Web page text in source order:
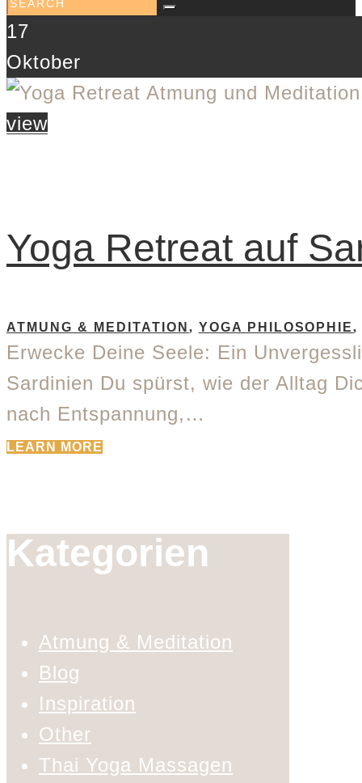
17
Oktober
view
Yoga Retreat auf
ATMUNG & MEDITATION , YOGA PHILOSOPHIE
Erwecke Deine Seele: Ein
Sardinien Du spürst, wie der Alltag
nach Entspannung,…
LEARN MORE
Kategorien
Atmung & Meditation
Blog
Inspiration
Other
Thai Yoga Massagen